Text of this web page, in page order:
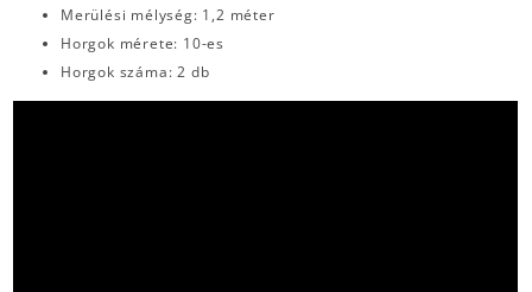
Merülési mélység: 1,2 méter
Horgok mérete: 10-es
Horgok száma: 2 db